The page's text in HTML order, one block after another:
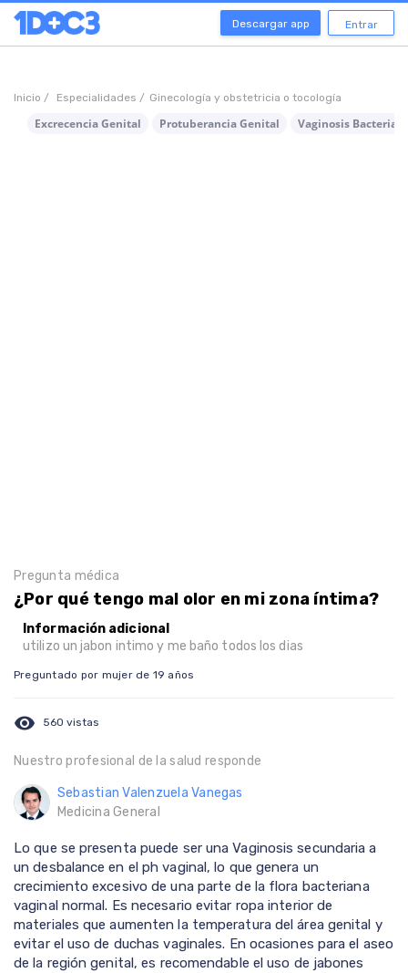
Descargar app Entrar
Inicio / Especialidades / Ginecología y obstetricia o tocología
Excrecencia Genital Protuberancia Genital Vaginosis
Pregunta médica
¿Por qué tengo mal olor en mi zona íntima?
Información adicional
utilizo un jabon intimo y me baño todos los dias
Preguntado por mujer de 19 años
visibility 560 vistas
Nuestro profesional de la salud responde
Sebastian Valenzuela Vanegas
Medicina General
Lo que se presenta puede ser una Vaginosis secundaria a
un desbalance en el ph vaginal, lo que genera un
crecimiento excesivo de una parte de la flora bacteriana
vaginal normal. Es necesario evitar ropa interior de
materiales que aumenten la temperatura del área genital y
evitar el uso de duchas vaginales. En ocasiones para el aseo
de la región genital, es recomendable el uso de jabones